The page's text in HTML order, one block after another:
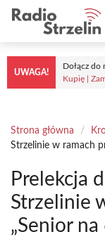
Przejdź
treści
UWAGA!
Dołącz do
Kupię |
Strona główna /
Strzelinie w ramach
Prelekcja
Strzelinie
„Senior na